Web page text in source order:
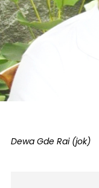
Dewa Gde Rai (jok)